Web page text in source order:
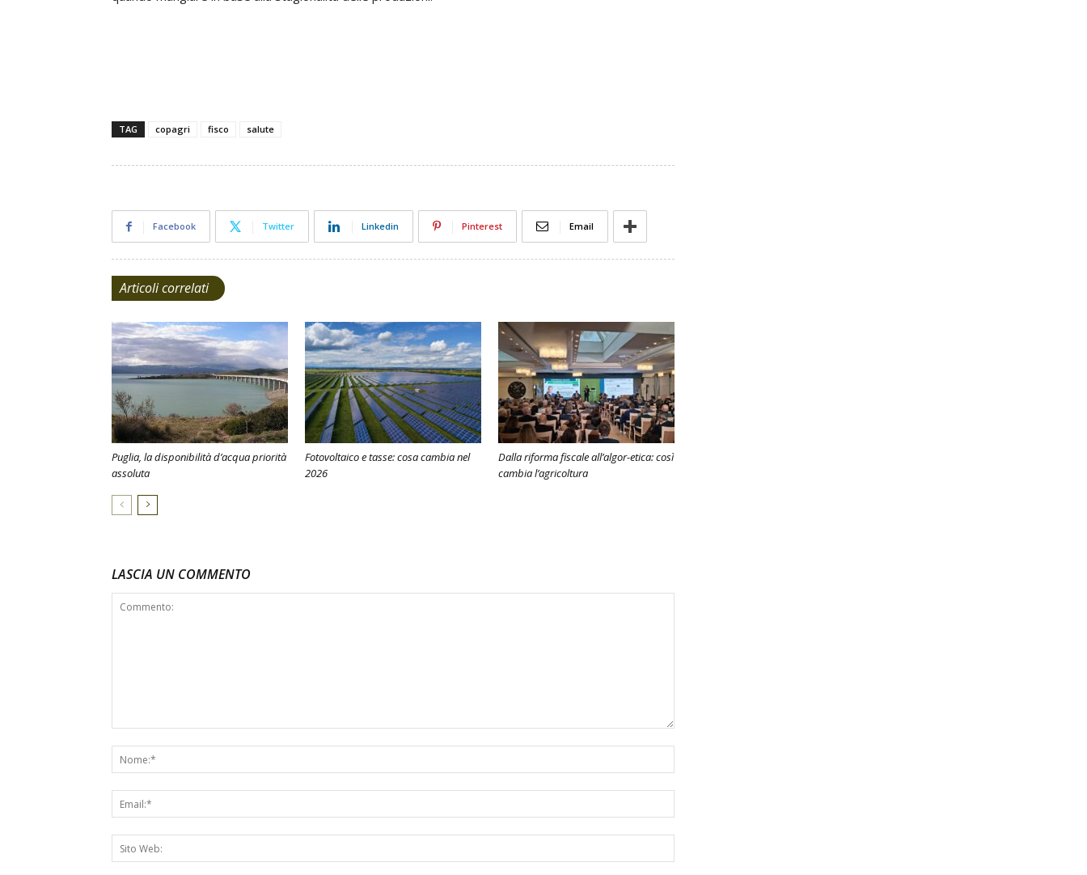
TAG copagri fisco salute
Facebook Twitter Linkedin Pinterest Email
Articoli correlati
Puglia, la disponibilità d’acqua priorità
assoluta
Fotovoltaico e tasse: cosa cambia nel
2026
Dalla riforma fiscale all’algor-etica: così
cambia l’agricoltura
LASCIA UN COMMENTO